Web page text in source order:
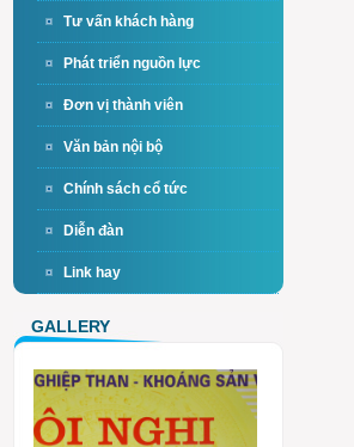
Tư vấn khách hàng
Phát triển nguồn lực
Đơn vị thành viên
Văn bản nội bộ
Chính sách cổ tức
Diễn đàn
Link hay
GALLERY